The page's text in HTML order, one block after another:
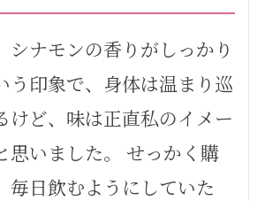
シナモンの香りがしっかり
う印象で、身体は温まり巡
けど、味は正直私のイメー
思いました。 せっかく購
毎日飲むようにしていた